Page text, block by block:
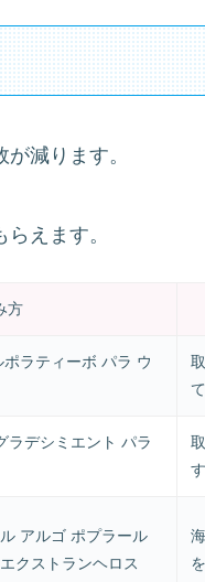
減ります。
えます。
方
ラティーボ パラ ウ
ラデシミエント パラ
す
アルゴ ポプラール
クストランヘロス